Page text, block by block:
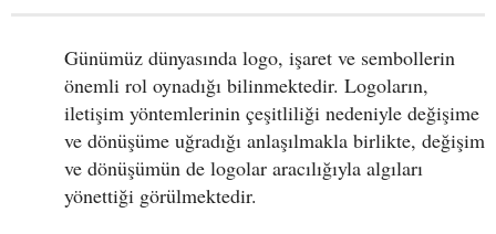
Günümüz dünyasında logo, işaret ve sembollerin
önemli rol oynadığı bilinmektedir. Logoların,
iletişim yöntemlerinin çeşitliliği nedeniyle değişime
ve dönüşüme uğradığı anlaşılmakla birlikte, değişim
ve dönüşümün de logolar aracılığıyla algıları
yönettiği görülmektedir.